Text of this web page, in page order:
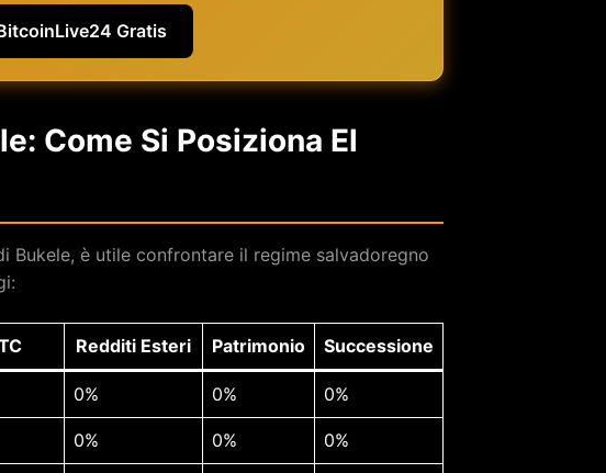
Gratis
Come Si Posiziona El
Bukele, è utile confrontare il regime salvadoregno
Redditi Esteri Patrimonio Successione
0% 0% 0%
0% 0% 0%